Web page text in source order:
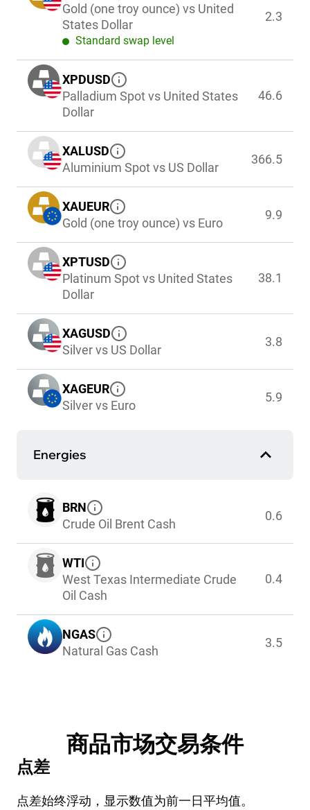
Gold (one troy ounce) vs United
States Dollar
Standard swap level
2.3
XPDUSD
Palladium Spot vs United States
Dollar
46.6
XALUSD
Aluminium Spot vs US Dollar
366.5
XAUEUR
Gold (one troy ounce) vs Euro
9.9
XPTUSD
Platinum Spot vs United States
Dollar
38.1
XAGUSD
Silver vs US Dollar
3.8
XAGEUR
Silver vs Euro
5.9
Energies
BRN
Crude Oil Brent Cash
0.6
WTI
West Texas Intermediate Crude
Oil Cash
0.4
NGAS
Natural Gas Cash
3.5
商品市场交易条件
点差
点差始终浮动，显示数值为前一日平均值。